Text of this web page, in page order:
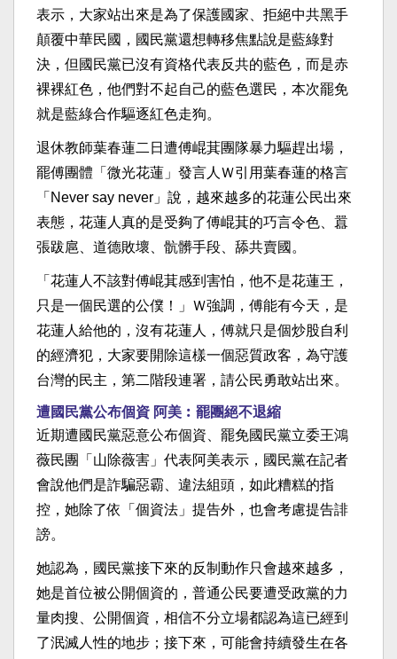
表示，大家站出來是為了保護國家、拒絕中共黑手
顛覆中華民國，國民黨還想轉移焦點說是藍綠對
決，但國民黨已沒有資格代表反共的藍色，而是赤
裸裸紅色，他們對不起自己的藍色選民，本次罷免
就是藍綠合作驅逐紅色走狗。
退休教師葉春蓮二日遭傅崐萁團隊暴力驅趕出場，
罷傅團體「微光花蓮」發言人Ｗ引用葉春蓮的格言
「Never say never」說，越來越多的花蓮公民出來
表態，花蓮人真的是受夠了傅崐萁的巧言令色、囂
張跋扈、道德敗壞、骯髒手段、舔共賣國。
「花蓮人不該對傅崐萁感到害怕，他不是花蓮王，
只是一個民選的公僕！」Ｗ強調，傅能有今天，是
花蓮人給他的，沒有花蓮人，傅就只是個炒股自利
的經濟犯，大家要開除這樣一個惡質政客，為守護
台灣的民主，第二階段連署，請公民勇敢站出來。
遭國民黨公布個資 阿美︰罷團絕不退縮
近期遭國民黨惡意公布個資、罷免國民黨立委王鴻
薇民團「山除薇害」代表阿美表示，國民黨在記者
會說他們是詐騙惡霸、違法組頭，如此糟糕的指
控，她除了依「個資法」提告外，也會考慮提告誹
謗。
她認為，國民黨接下來的反制動作只會越來越多，
她是首位被公開個資的，普通公民要遭受政黨的力
量肉搜、公開個資，相信不分立場都認為這已經到
了泯滅人性的地步；接下來，可能會持續發生在各